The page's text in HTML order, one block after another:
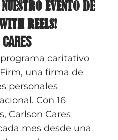
EVENTO DE
REELS!
caritativo
una firma de
personales
Con 16
Carlson Cares
mes desde una